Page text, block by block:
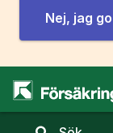
Nej, jag